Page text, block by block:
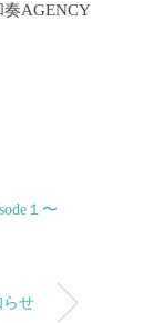
AGENCY
１〜
らせ